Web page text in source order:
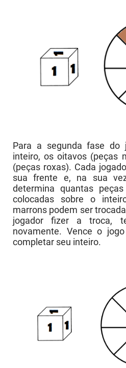
Para a segunda fase do
inteiro, os oitavos (peças
(peças roxas). Cada
sua frente e, na sua
determina quantas
colocadas sobre o
marrons podem ser
jogador fizer a troca,
novamente. Vence o
completar seu inteiro.